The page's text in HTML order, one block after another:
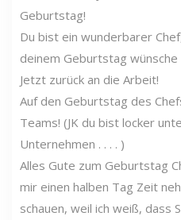
Geburtstag!
Du bist ein wunderbarer
deinem Geburtstag
Jetzt zurück an die Arbeit!
Auf den Geburtstag des
Teams! (JK du bist locker
Unternehmen . . . . )
Alles Gute zum Geburtstag
mir einen halben Tag Zeit
schauen, weil ich weiß, dass